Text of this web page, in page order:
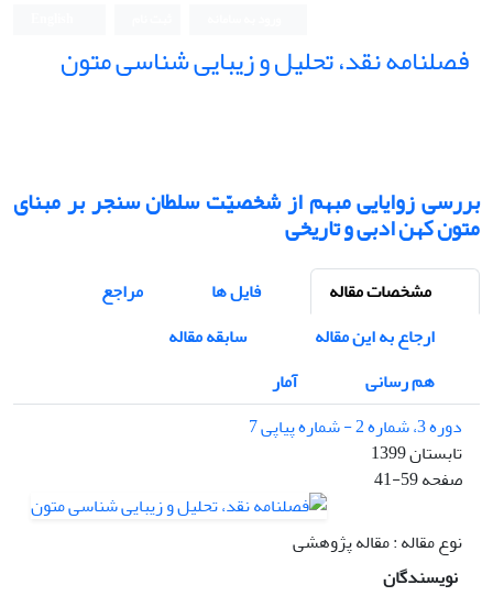
فصلنامه نقد، تحلیل و زیبایی شناسی متون
بررسی زوایایی مبهم از شخصیّت سلطان سنجر بر مبنای
متون کهن ادبی و تاریخی
مشخصات مقاله فایل ها
مراجع
ارجاع به این مقاله
سابقه مقاله
هم رسانی
آمار
دوره 3، شماره 2 - شماره پیاپی 7
تابستان 1399
صفحه41-59
نوع مقاله : مقاله پژوهشی
نویسندگان